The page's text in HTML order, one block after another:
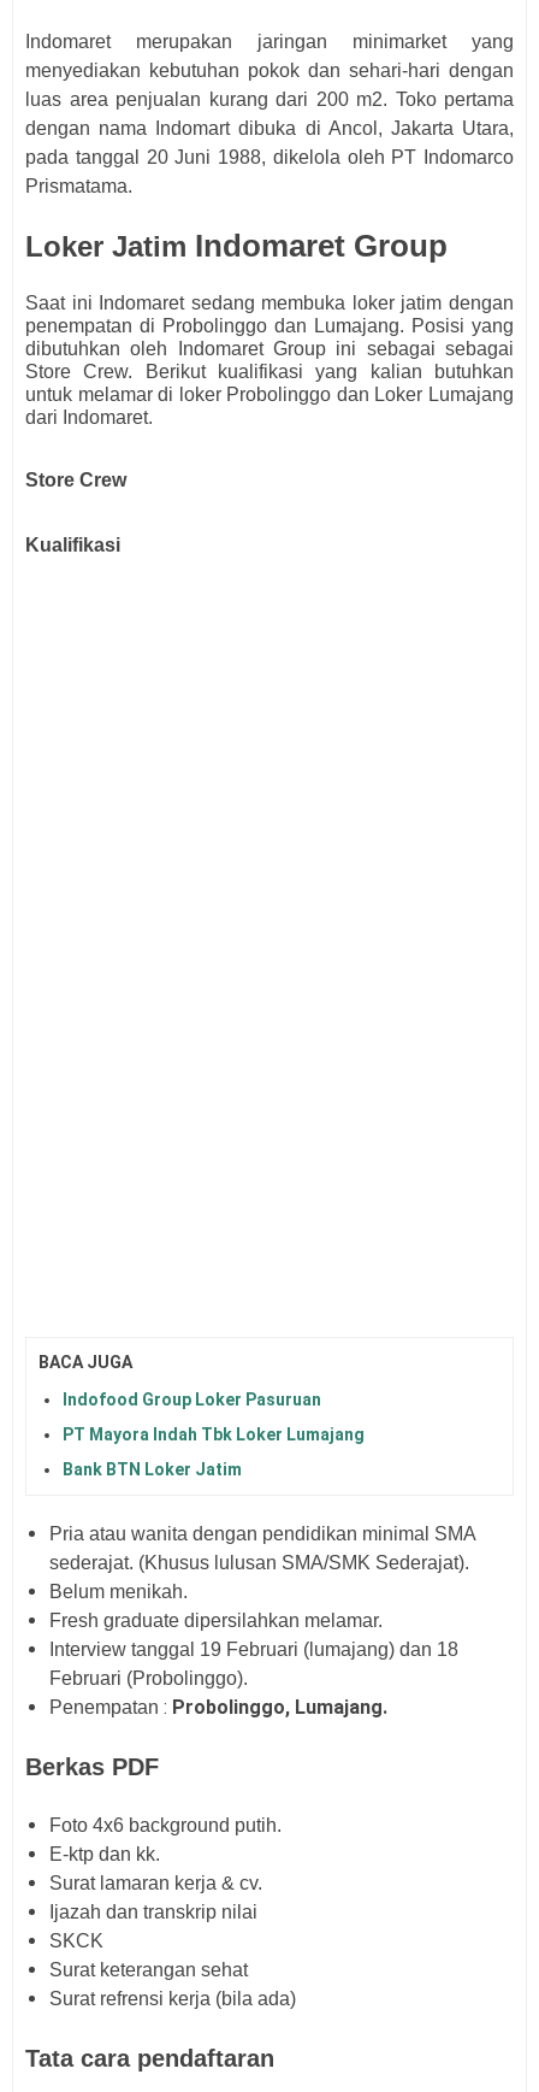
Indomaret merupakan jaringan minimarket yang
menyediakan kebutuhan pokok dan sehari-hari dengan
luas area penjualan kurang dari 200 m2. Toko pertama
dengan nama Indomart dibuka di Ancol, Jakarta Utara,
pada tanggal 20 Juni 1988, dikelola oleh PT Indomarco
Prismatama.
Loker Jatim Indomaret Group
Saat ini Indomaret sedang membuka loker jatim dengan
penempatan di Probolinggo dan Lumajang. Posisi yang
dibutuhkan oleh Indomaret Group ini sebagai sebagai
Store Crew.
Berikut kualifikasi yang kalian butuhkan
untuk melamar di loker Probolinggo dan Loker Lumajang
dari Indomaret.
Store Crew
Kualifikasi
BACA JUGA
Indofood Group Loker Pasuruan
PT Mayora Indah Tbk Loker Lumajang
Bank BTN Loker Jatim
Pria atau wanita dengan pendidikan minimal SMA
sederajat. (Khusus lulusan SMA/SMK Sederajat).
Belum menikah.
Fresh graduate dipersilahkan melamar.
Interview tanggal 19 Februari (lumajang) dan 18
Februari (Probolinggo).
Penempatan : Probolinggo, Lumajang.
Berkas PDF
Foto 4x6 background putih.
E-ktp dan kk.
Surat lamaran kerja & cv.
Ijazah dan transkrip nilai
SKCK
Surat keterangan sehat
Surat refrensi kerja (bila ada)
Tata cara pendaftaran